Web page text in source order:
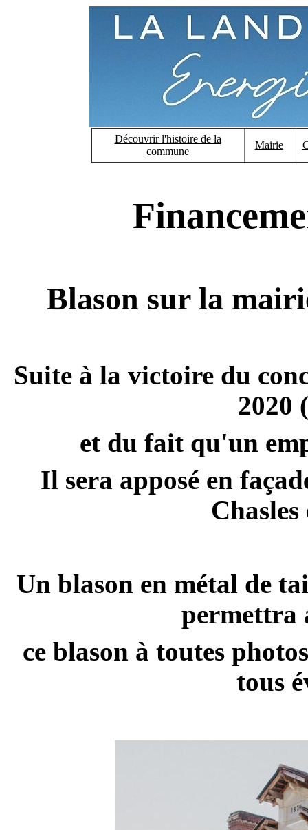
Découvrir l'histoire de la
commune
Mairie
Blason sur la
Suite à la victoire du
2020 (
et du fait qu'un
Il sera apposé en
Un blason en métal de
permettra
ce blason à toutes
tous